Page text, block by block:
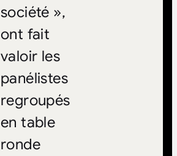
société »,
ont fait
valoir les
panélistes
regroupés
en table
ronde